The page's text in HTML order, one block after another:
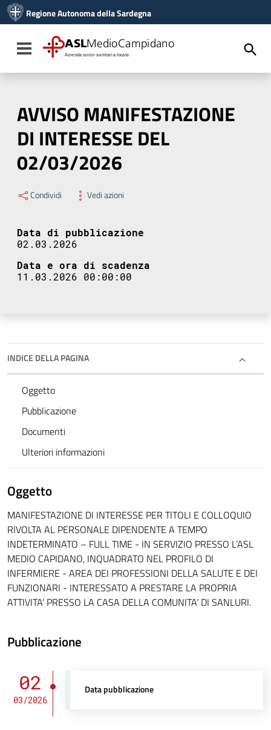
Vai al menu di navigazione
Vai al footer
Regione Autonoma della Sardegna
Toggle navigation
ASLMedioCampidano
Azienda socio-sanitaria locale
AVVISO MANIFESTAZIONE
DI INTERESSE DEL
02/03/2026
Condividi Vedi azioni
Data di pubblicazione
02.03.2026
Data e ora di scadenza
11.03.2026 00:00:00
INDICE DELLA PAGINA
Oggetto
Pubblicazione
Documenti
Ulteriori informazioni
Oggetto
MANIFESTAZIONE DI INTERESSE PER TITOLI E COLLOQUIO
RIVOLTA AL PERSONALE DIPENDENTE A TEMPO
INDETERMINATO – FULL TIME - IN SERVIZIO PRESSO L’ASL
MEDIO CAPIDANO, INQUADRATO NEL PROFILO DI
INFERMIERE - AREA DEI PROFESSIONI DELLA SALUTE E DEI
FUNZIONARI - INTERESSATO A PRESTARE LA PROPRIA
ATTIVITA’ PRESSO LA CASA DELLA COMUNITA’ DI SANLURI.
Pubblicazione
02
03/2026
Data pubblicazione